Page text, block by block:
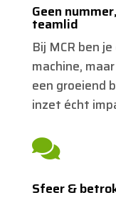
Geen
teamlid
Bij MCR ben
machine,
een groeiend
inzet écht

Sfeer &